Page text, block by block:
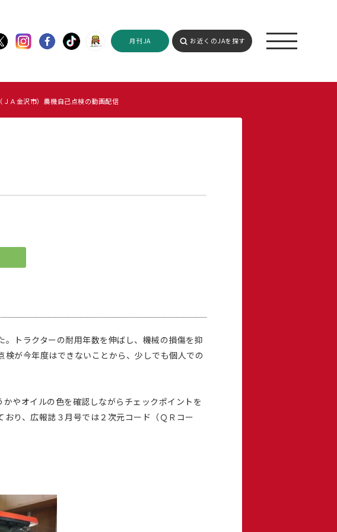
月刊JA お近くのJAを探す
（ＪＡ金沢市）農機自己点検の動画配信
トラクターの耐用年数を伸ばし、機械の損傷を抑
が今年度はできないことから、少しでも個人での
やオイルの色を確認しながらチェックポイントを
り、広報誌３月号では２次元コード（ＱＲコー